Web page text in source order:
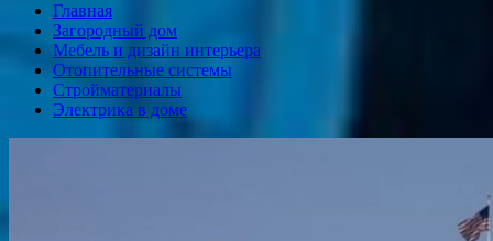
Главная
Загородный дом
Мебель и дизайн интерьера
Отопительные системы
Стройматериалы
Электрика в доме